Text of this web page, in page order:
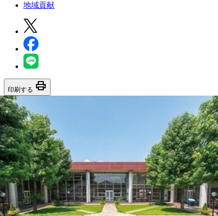
地域貢献
印刷する print